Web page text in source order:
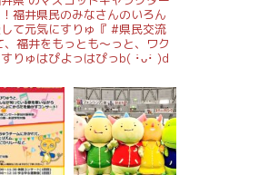
福井県民のみなさんのいろん
て元気にすりゅ『 #県民交流
福井をもっとも～っと、ワク
りゅはぴよっはぴっb( ･̀ᴗ･́ )d